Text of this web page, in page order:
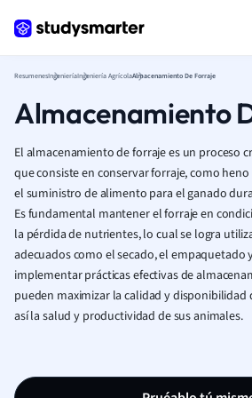
ResumenesIngenieríaIngeniería AgrícolaAlmacenamiento De Forraje
Almacenamiento
El almacenamiento de forraje es un proceso
que consiste en conservar forraje, como
el suministro de alimento para el ganado
Es fundamental mantener el forraje en
la pérdida de nutrientes, lo cual se logra
adecuados como el secado, el empaquetado
implementar prácticas efectivas de
pueden maximizar la calidad y disponibilidad
así la salud y productividad de sus animales.